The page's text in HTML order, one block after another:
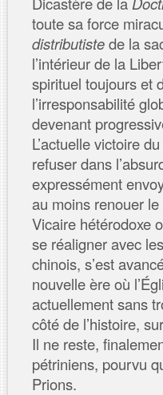
toute sa force
distributistede la
l’intérieur de la
spirituel toujours et
l’irresponsabilité
devenant
L’actuelle victoire
refuser dans
expressément
au moins renouer
Vicaire hétérodoxe
se réaligner avec
chinois, s’est
nouvelle ère où
actuellement sans
côté de l’histoire,
Il ne reste,
pétriniens, pourvu
Prions.